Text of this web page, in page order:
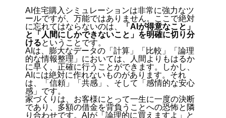
AI住宅購入シミュレーションは非常に強力なツ
ールですが、万能ではありません。ここで絶対
に忘れてはならないのは、
「AIが得意なこと」
と「人間にしかできないこと」を明確に切り分
けるということです。
AIは、膨大なデータの「計算」「比較」「論理
的な情報整理」においては、人間よりもはるか
に早く、正確に行うことができます。しかし、
AIには絶対に作れないものがあります。それ
は、「信頼」「共感」、そして「感情的な安心
感」です。
家づくりは、お客様にとって一生に一度の決断
であり、多額の借金を背負うことへの恐怖と隣
り合わせです。AIが「論理的に買えますよ」と